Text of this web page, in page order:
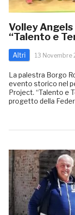
Volley
“Talento e
Altri 13 Novembre
La palestra Borgo
evento storico nel
Project. “Talento e
progetto della